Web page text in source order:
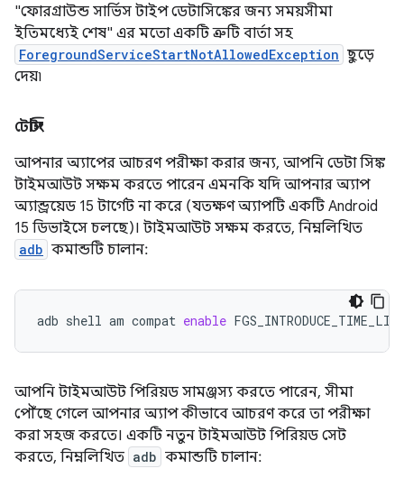
"ফোরগ্রাউন্ড সার্ভিস টাইপ ডেটাসিঙ্কের জন্য সময়সীমা
ইতিমধ্যেই শেষ" এর মতো একটি ত্রুটি বার্তা সহ
ForegroundServiceStartNotAllowedException ছুড়ে
দেয়৷
টেস্টিং
আপনার অ্যাপের আচরণ পরীক্ষা করার জন্য, আপনি ডেটা সিঙ্ক
টাইমআউট সক্ষম করতে পারেন এমনকি যদি আপনার অ্যাপ
অ্যান্ড্রয়েড 15 টার্গেট না করে (যতক্ষণ অ্যাপটি একটি Android
15 ডিভাইসে চলছে)। টাইমআউট সক্ষম করতে, নিম্নলিখিত
adb কমান্ডটি চালান:
adb shell am compat enable
আপনি টাইমআউট পিরিয়ড সামঞ্জস্য করতে পারেন, সীমা
পৌঁছে গেলে আপনার অ্যাপ কীভাবে আচরণ করে তা পরীক্ষা
করা সহজ করতে। একটি নতুন টাইমআউট পিরিয়ড সেট
করতে, নিম্নলিখিত adb কমান্ডটি চালান: